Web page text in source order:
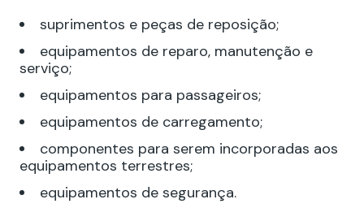
suprimentos e peças de reposição;
equipamentos de reparo, manutenção e
serviço;
equipamentos para passageiros;
equipamentos de carregamento;
componentes para serem incorporadas aos
equipamentos terrestres;
equipamentos de segurança.